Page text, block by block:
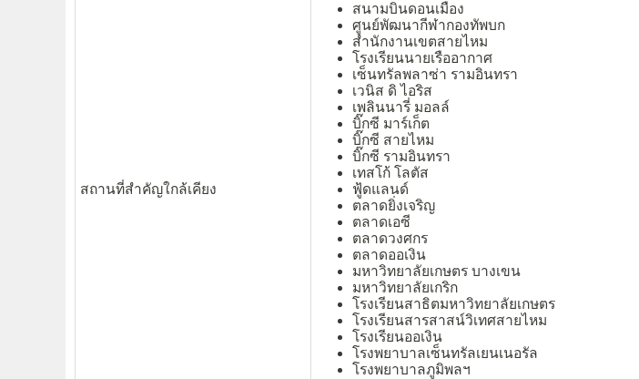
สถานที่สำคัญใกล้เคียง
สนามบินดอนเมือง
ศูนย์พัฒนากีฬากองทัพบก
สำนักงานเขตสายไหม
โรงเรียนนายเรืออากาศ
เซ็นทรัลพลาซ่า รามอินทรา
เวนิส ดิ ไอริส
เพลินนารี่ มอลล์
บิ๊กซี มาร์เก็ต
บิ๊กซี สายไหม
บิ๊กซี รามอินทรา
เทสโก้ โลตัส
ฟู้ดแลนด์
ตลาดยิ่งเจริญ
ตลาดเอซี
ตลาดวงศกร
ตลาดออเงิน
มหาวิทยาลัยเกษตร บางเขน
มหาวิทยาลัยเกริก
โรงเรียนสาธิตมหาวิทยาลัยเกษตร
โรงเรียนสารสาสน์วิเทศสายไหม
โรงเรียนออเงิน
โรงพยาบาลเซ็นทรัลเยนเนอรัล
โรงพยาบาลภูมิพลฯ